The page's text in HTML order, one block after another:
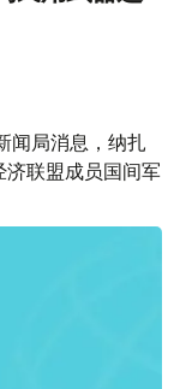
闻局消息，纳扎
济联盟成员国间军